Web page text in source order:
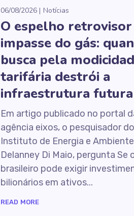
06/08/2026 Notícias
O espelho retrovisor
impasse do gás:
busca pela
tarifária destrói a
infraestrutura futura
Em artigo publicado no portal
agência eixos, o pesquisador do
Instituto de Energia e Ambiente
Delanney Di Maio, pergunta Se
brasileiro pode exigir
bilionários em ativos...
READ MORE